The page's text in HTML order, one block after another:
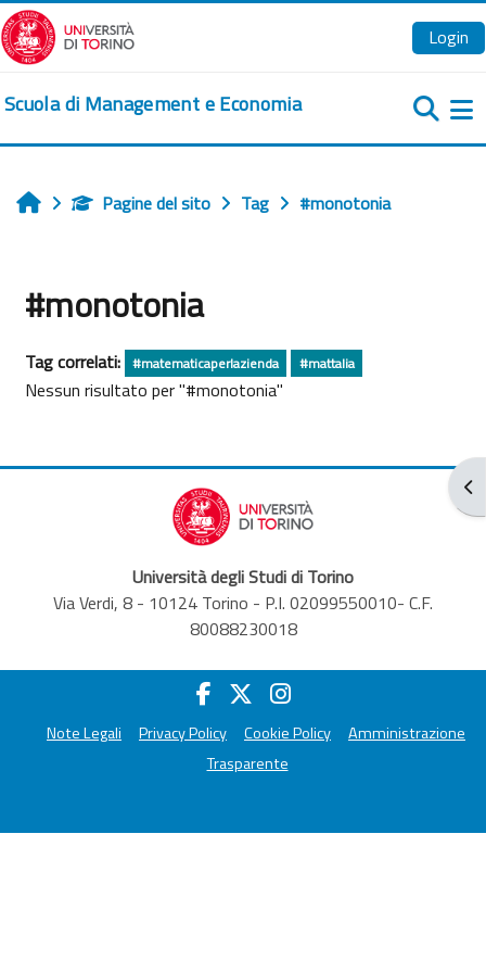
Vai al contenuto principale
Login
Scuola di Management e Economia
HomePagine del sito Tag #monotonia
#monotonia
Tag correlati: #matematicaperlazienda #mattalia
Nessun risultato per "#monotonia"
Università degli Studi di Torino
Via Verdi, 8 - 10124 Torino - P.I. 02099550010- C.F.
80088230018
Note Legali Privacy Policy Cookie Policy
Amministrazione
Trasparente